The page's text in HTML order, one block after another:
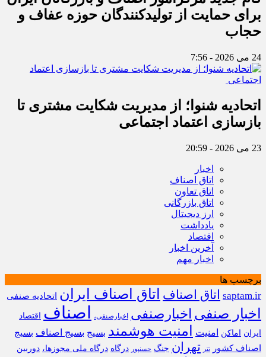
برای حمایت از تولیدکنندگان حوزه عفاف و
حجاب
24 می 2026 - 7:56
اتحادیه شنوا؛ از مدیریت شکایت مشتری تا
بازسازی اعتماد اجتماعی ‌
23 می 2026 - 20:59
اخبار
اتاق اصناف
اتاق تعاون
اتاق بازرگانی
ارز دیجیتال
یادداشت
اقتصاد
آخرین اخبار
اخبار مهم
برچسب ها
saptam.ir اتاق اصناف اتاق اصناف ایران اتحادیه صنفی
اخبار صنفی اخبارصنفی اخبارصنفی، اصناف
اقتصاد
ایران
اماکن امنیت امنیت هوشمند بسیج بسیج اصناف بسیج
اصناف کشور
تتر تهران جنگ حسنپور درگاه درگاه ملی مجوزها، دوربین